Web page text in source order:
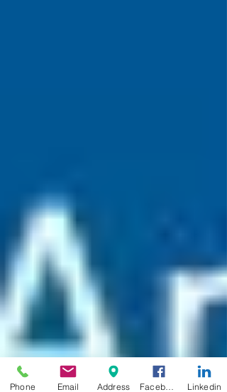
Phone Email Address Linkedin